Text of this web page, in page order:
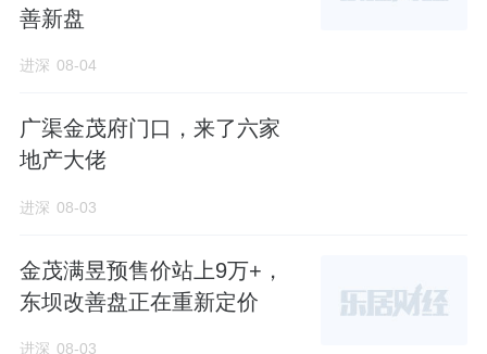
善新盘
进深 08-04
广渠金茂府门口，来了六家
地产大佬
进深 08-03
金茂满昱预售价站上9万+，
东坝改善盘正在重新定价
进深 08-03